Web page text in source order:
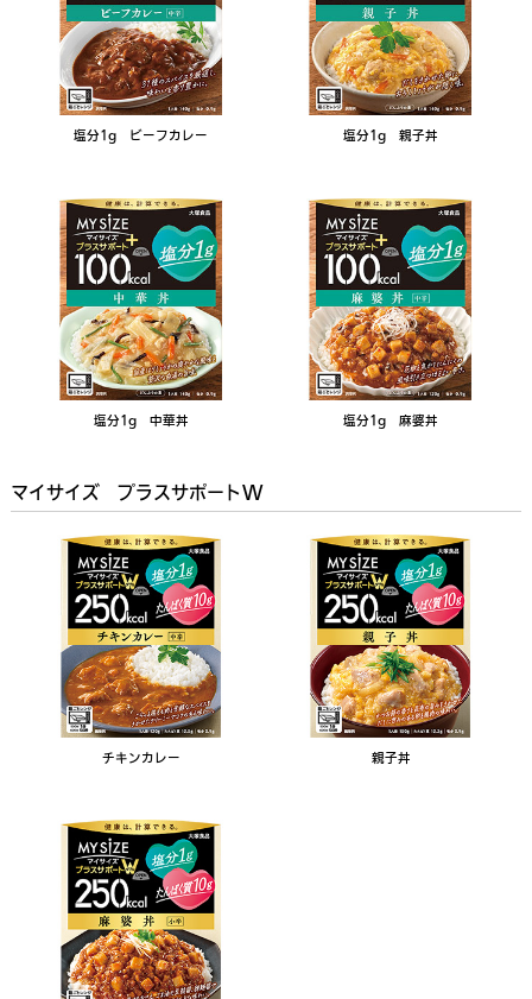
塩分1g ビーフカレー 塩分1g 親子丼
塩分1g 中華丼 塩分1g 麻婆丼
マイサイズ プラスサポートW
チキンカレー 親子丼